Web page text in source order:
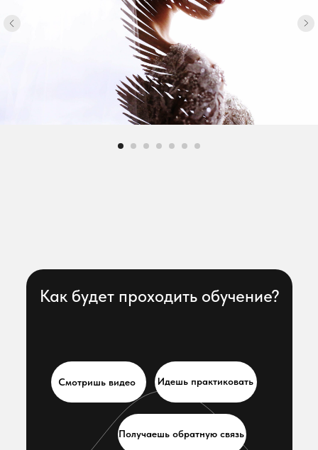
Как будет проходить обучение?
Смотришь видео Идешь практиковать
Получаешь обратную связь